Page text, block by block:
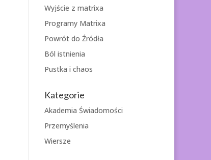
Wyjście z matrixa
Programy Matrixa
Powrót do Źródła
Ból istnienia
Pustka i chaos
Kategorie
Akademia Świadomości
Przemyślenia
Wiersze